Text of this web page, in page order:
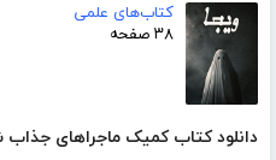
کتاب‌های علمی
۳۸ صفحه
دانلود کتاب کمیک ماجراهای جذاب